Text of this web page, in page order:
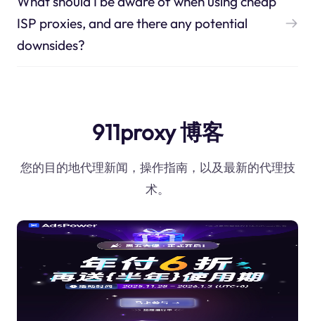
ISP proxies, and are there any potential
downsides?
911proxy 博客
您的目的地代理新闻，操作指南，以及最新的代理技
术。